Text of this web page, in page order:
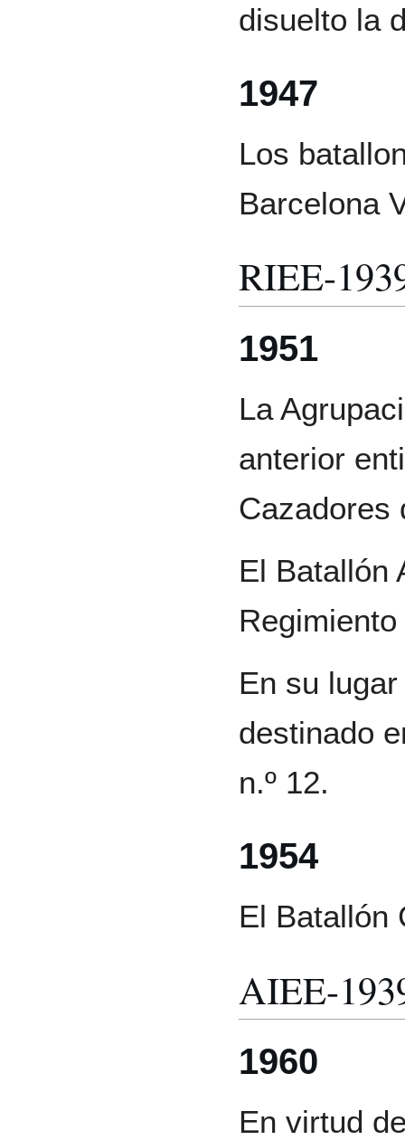
disuelto la
1947
Los
Barcelona
RIEE-
1951
La
anterior
Cazadores
El Batallón
Regimiento
En su
destinado
n.º 12.
1954
El Batallón
AIEE-
1960
En virtud